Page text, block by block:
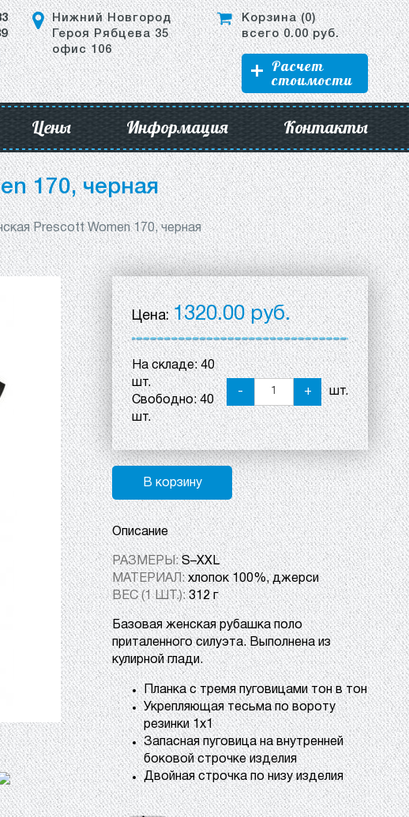
Нижний Новгород
Героя Рябцева 35
офис 106
Корзина (0)
всего0.00руб.
Расчет
стоимости
Цены Информация Контакты
170, черная
Prescott Women 170, черная
Цена:1320.00 руб.
На складе:40
шт.
Свободно:40
шт.
- + шт.
В корзину
Описание
РАЗМЕРЫ:S–XXL
МАТЕРИАЛ:хлопок 100%, джерси
ВЕС (1 ШТ.):312 г
Базовая женская рубашка поло
приталенного силуэта. Выполнена из
кулирной глади.
Планка с тремя пуговицами тон в тон
Укрепляющая тесьма по вороту
резинки 1х1
Запасная пуговица на внутренней
боковой строчке изделия
Двойная строчка по низу изделия